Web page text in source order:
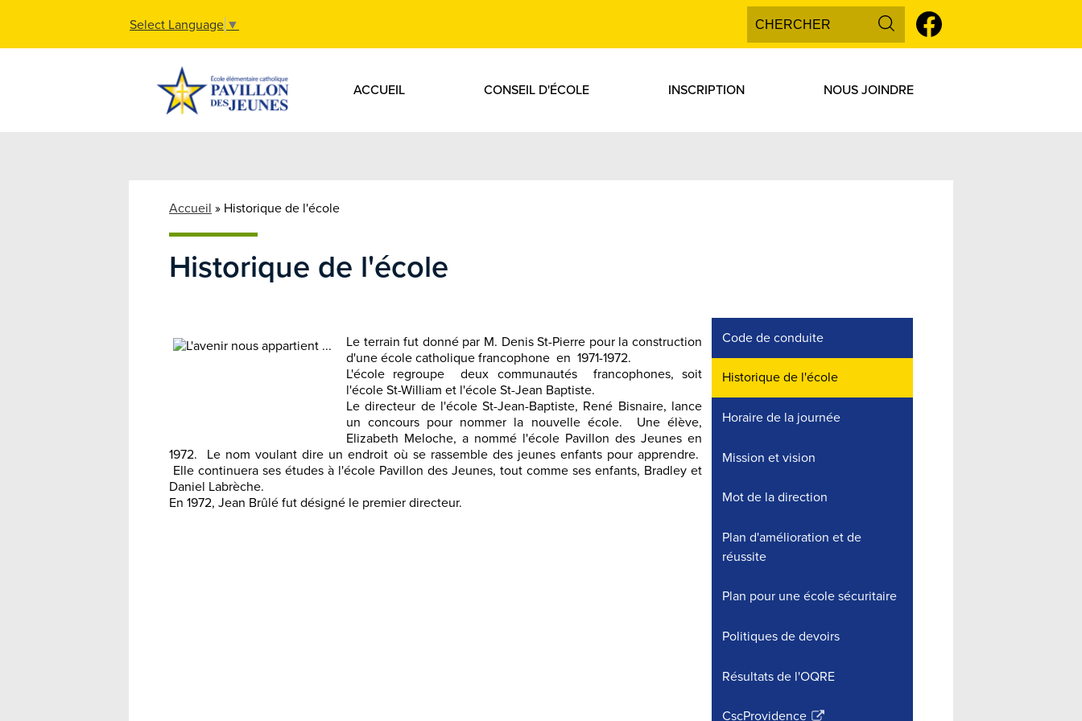
École Pavillon des Jeunes
ACCUEIL CONSEIL D'ÉCOLE INSCRIPTION NOUS JOINDRE
Select Language ▼
Search
Social
Media
Header
Facebook
Accueil » Historique de l'école
Historique de l'école
Le terrain fut donné par M. Denis St-Pierre pour la construction
d'une école catholique francophone en 1971-1972.
L'école regroupe deux communautés francophones, soit
l'école St-William et l'école St-Jean Baptiste.
Le directeur de l'école St-Jean-Baptiste, René Bisnaire, lance
un concours pour nommer la nouvelle école. Une élève,
Elizabeth Meloche, a nommé l'école Pavillon des Jeunes en
1972. Le nom voulant dire un endroit où se rassemble des jeunes enfants pour apprendre.
Elle continuera ses études à l'école Pavillon des Jeunes, tout comme ses enfants, Bradley et
Daniel Labrèche.
En 1972, Jean Brûlé fut désigné le premier directeur.
Code de conduite
Historique de l'école
Horaire de la journée
Mission et vision
Mot de la direction
Plan d'amélioration et de
réussite
Plan pour une école sécuritaire
Politiques de devoirs
Résultats de l'OQRE
CscProvidence